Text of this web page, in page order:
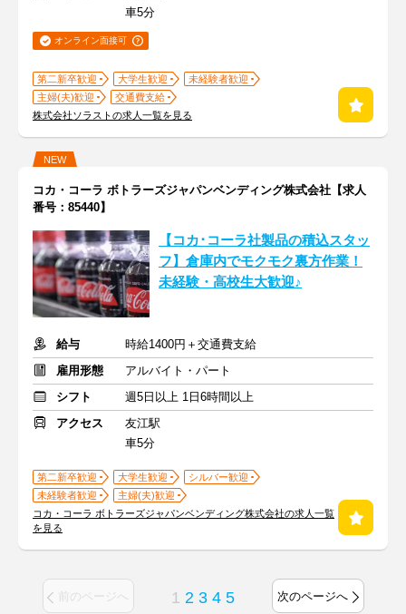
車5分
オンライン面接可
第二新卒歓迎 大学生歓迎
未経験者歓迎
主婦(夫)歓迎
交通費支給
株式会社ソラストの求人一覧を見る
NEW
コカ・コーラ ボトラーズジャパンベンディング株式会社【求人
番号：85440】
【コカ･コーラ社製品の積込スタッ
フ】倉庫内でモクモク裏方作業！
未経験・高校生大歓迎♪
給与
時給1400円＋交通費支給
雇用形態
アルバイト・パート
シフト
週5日以上 1日6時間以上
アクセス
友江駅
車5分
第二新卒歓迎 大学生歓迎
シルバー歓迎
未経験者歓迎
主婦(夫)歓迎
コカ・コーラ ボトラーズジャパンベンディング株式会社の求人一覧
を見る
前のページへ 1 2 3 4 5 次のページへ